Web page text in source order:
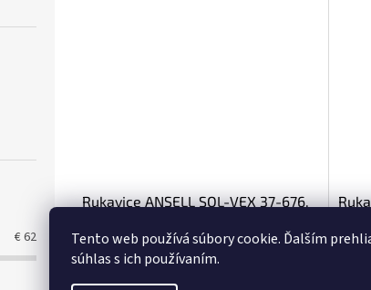
Tento web používá súbory cookie. Ďalším
súhlas s ich používaním.
€62
Rukavice ANSELL SOL-VEX 37-676,
U Vás do 5-7 prac. dní